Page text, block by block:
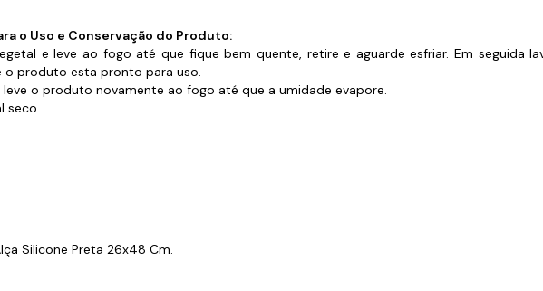
o Uso e Conservação do Produto:
e leve ao fogo até que fique bem quente, retire e aguarde esfriar. Em seguida
produto esta pronto para uso.
leve o produto novamente ao fogo até que a umidade evapore.
seco.
Silicone Preta 26x48 Cm.